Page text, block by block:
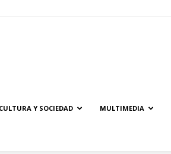
CULTURA Y SOCIEDAD MULTIMEDIA